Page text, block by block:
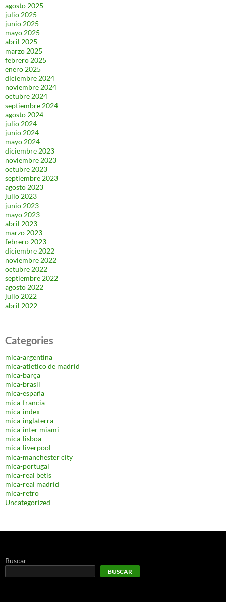
agosto 2025
julio 2025
junio 2025
mayo 2025
abril 2025
marzo 2025
febrero 2025
enero 2025
diciembre 2024
noviembre 2024
octubre 2024
septiembre 2024
agosto 2024
julio 2024
junio 2024
mayo 2024
diciembre 2023
noviembre 2023
octubre 2023
septiembre 2023
agosto 2023
julio 2023
junio 2023
mayo 2023
abril 2023
marzo 2023
febrero 2023
diciembre 2022
noviembre 2022
octubre 2022
septiembre 2022
agosto 2022
julio 2022
abril 2022
Categories
mica-argentina
mica-atletico de madrid
mica-barça
mica-brasil
mica-españa
mica-francia
mica-index
mica-inglaterra
mica-inter miami
mica-lisboa
mica-liverpool
mica-manchester city
mica-portugal
mica-real betis
mica-real madrid
mica-retro
Uncategorized
Buscar
BUSCAR